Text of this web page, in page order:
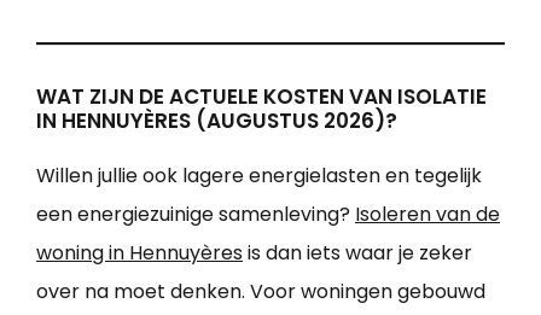
WAT ZIJN DE ACTUELE KOSTEN VAN ISOLATIE
IN HENNUYÈRES (AUGUSTUS 2026)?
Willen jullie ook lagere energielasten en tegelijk
een energiezuinige samenleving? Isoleren van de
woning in Hennuyèresis dan iets waar je zeker
over na moet denken. Voor woningen gebouwd